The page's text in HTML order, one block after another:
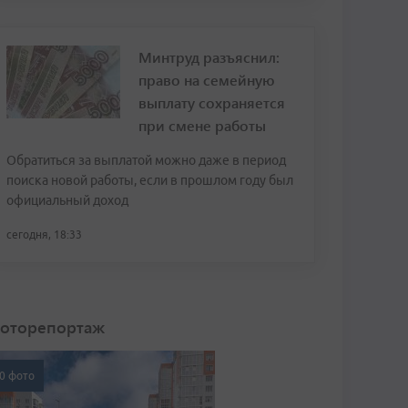
Минтруд разъяснил:
право на семейную
выплату сохраняется
при смене работы
Обратиться за выплатой можно даже в период
поиска новой работы, если в прошлом году был
официальный доход
сегодня, 18:33
фото